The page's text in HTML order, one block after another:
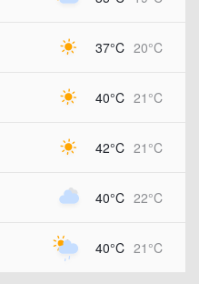
37°C 20°C
40°C 21°C
42°C 21°C
40°C 22°C
40°C 21°C